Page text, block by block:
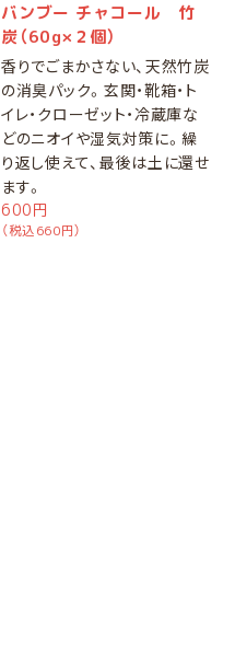
バンブー チャコール 竹
炭（60g×２個）
香りでごまかさない、天然竹炭
の消臭パック。玄関・靴箱・ト
イレ・クローゼット・冷蔵庫な
どのニオイや湿気対策に。繰
り返し使えて、最後は土に還せ
ます。
600円
（税込660円）